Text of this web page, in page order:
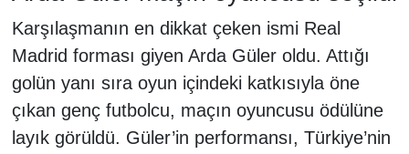
Karşılaşmanın en dikkat çeken ismi Real
Madrid forması giyen Arda Güler oldu. Attığı
golün yanı sıra oyun içindeki katkısıyla öne
çıkan genç futbolcu, maçın oyuncusu ödülüne
layık görüldü. Güler’in performansı, Türkiye’nin